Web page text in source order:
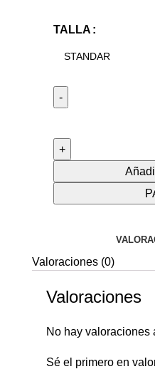
TALLA
Valoraciones (0)
Valoraciones
No hay valoraciones
Sé el primero en